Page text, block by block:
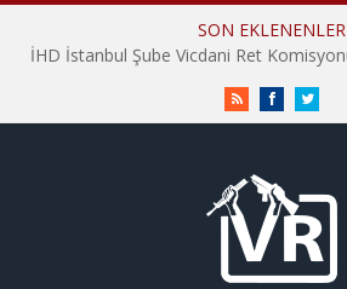
SON EKLENENLER
RSS FacebookTwitter